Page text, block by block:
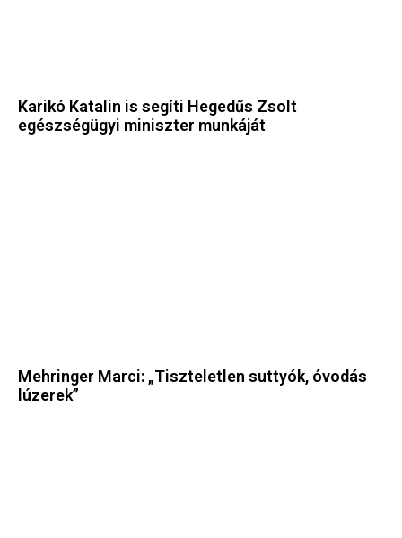
Karikó Katalin is segíti Hegedűs Zsolt
egészségügyi miniszter munkáját
Mehringer Marci: „Tiszteletlen suttyók, óvodás
lúzerek”